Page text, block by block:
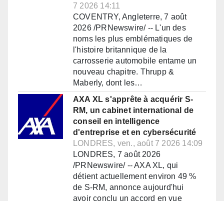
7 2026 14:11
COVENTRY, Angleterre, 7 août
2026 /PRNewswire/ -- L'un des
noms les plus emblématiques de
l'histoire britannique de la
carrosserie automobile entame un
nouveau chapitre. Thrupp &
Maberly, dont les…
AXA XL s'apprête à acquérir S-
RM, un cabinet international de
conseil en intelligence
d'entreprise et en cybersécurité
LONDRES, ven., août 7 2026 14:09
LONDRES, 7 août 2026
/PRNewswire/ -- AXA XL, qui
détient actuellement environ 49 %
de S-RM, annonce aujourd'hui
avoir conclu un accord en vue